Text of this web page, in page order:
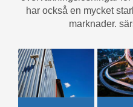
har också en mycket
marknader.